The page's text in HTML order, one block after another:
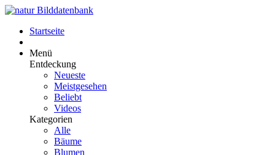
Startseite
Menü
Entdeckung
Neueste
Meistgesehen
Beliebt
Videos
Kategorien
Alle
Bäume
Blumen